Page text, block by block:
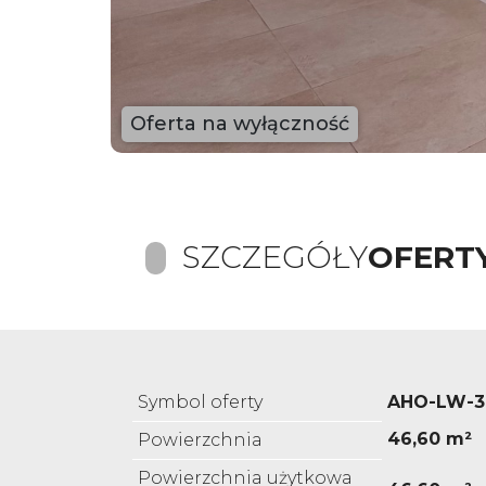
Oferta na wyłączność
SZCZEGÓŁY
Symbol oferty
AHO-LW-
Powierzchnia
46,60 m²
Powierzchnia użytkowa